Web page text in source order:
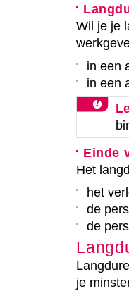
Wil je je
in een
in een
Einde
Het
het
de
de
je